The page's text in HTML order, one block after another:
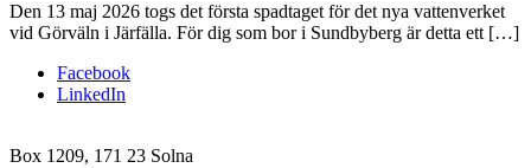
Den 13 maj 2026 togs det första spadtaget för det nya vattenverket
vid Görväln i Järfälla. För dig som bor i Sundbyberg är detta ett […]
Facebook
LinkedIn
Box 1209, 171 23 Solna